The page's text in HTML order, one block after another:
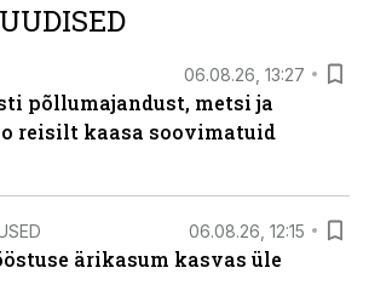
06.08.26, 13:27
põllumajandust, metsi ja
reisilt kaasa soovimatuid
06.08.26, 12:15
ärikasum kasvas üle